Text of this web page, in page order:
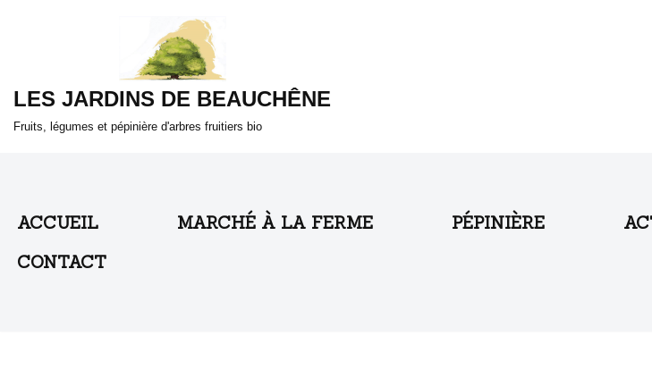
contenu
LES JARDINS DE BEAUCHÊNE
Fruits, légumes et pépinière d'arbres fruitiers bio
ACCUEIL MARCHÉ À LA FERME PÉPINIÈRE
CONTACT